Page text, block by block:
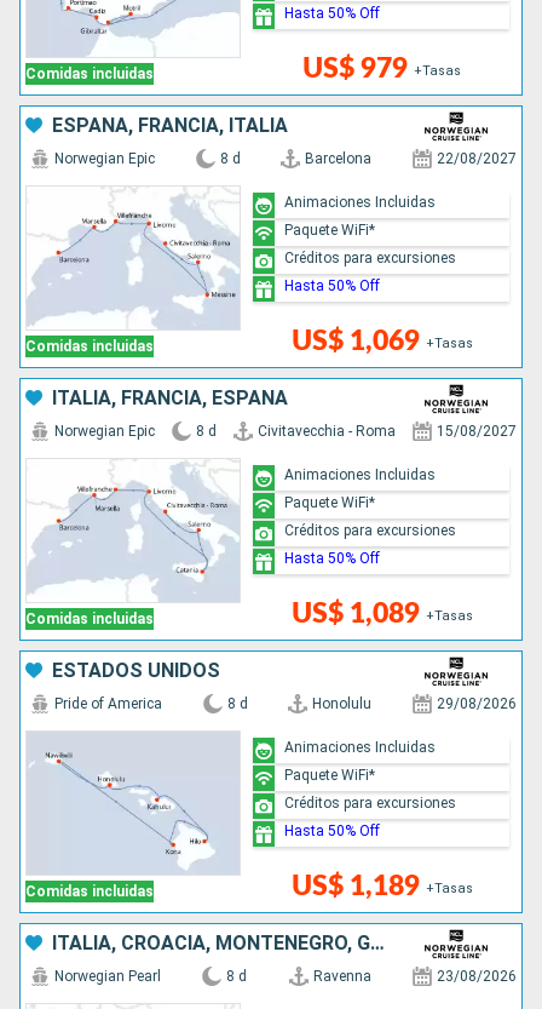
Comidas incluidas US$ 979 +Tasas
Hasta 50% Off
ESPAÑA, FRANCIA, ITALIA
Comidas incluidas
Norwegian Epic 8 d Barcelona 22/08/2027
US$ 1,069 +Tasas
Animaciones Incluidas
Paquete WiFi*
Créditos para excursiones
Hasta 50% Off
ITALIA, FRANCIA, ESPAÑA
Comidas incluidas
Norwegian Epic 8 d Civitavecchia - Roma 15/08/2027
US$ 1,089 +Tasas
Animaciones Incluidas
Paquete WiFi*
Créditos para excursiones
Hasta 50% Off
ESTADOS UNIDOS
Comidas incluidas
Pride of America 8 d Honolulu 29/08/2026
US$ 1,189 +Tasas
Animaciones Incluidas
Paquete WiFi*
Créditos para excursiones
Hasta 50% Off
ITALIA, CROACIA, MONTENEGRO, GRECIA
Norwegian Pearl 8 d Ravenna 23/08/2026